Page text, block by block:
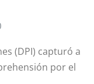
(DPI) capturó a
por el